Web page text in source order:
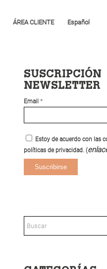
ÁREA CLIENTE Español
SUSCRIPCIÓN
NEWSLETTER
Email*
Estoy de acuerdo con las
políticas de privacidad. (